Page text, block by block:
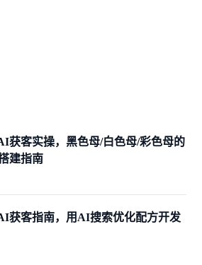
获客实操，黑色母/白色母/彩色母的
建指南
获客指南，用AI搜索优化配方开发